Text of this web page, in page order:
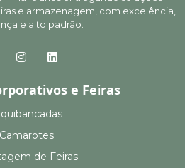
e armazenagem, com excelência,
e alto padrão.
e Feiras
Camarotes
de Feiras